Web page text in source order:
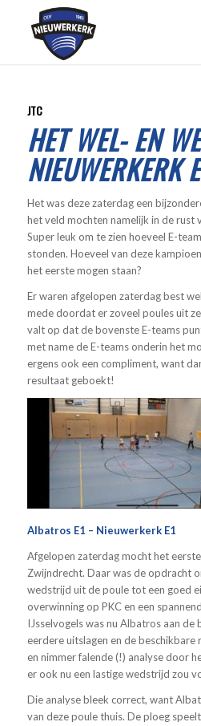
JTC
HET WEL- EN
NIEUWERKERK
Het was deze zaterdag een
het veld mochten namelijk in de rust
Super leuk om te zien hoeveel E-
stonden. Hoeveel van deze
het eerste mogen staan?
Er waren afgelopen zaterdag best
mede doordat er zoveel poules uit
valt op dat de bovenste E-teams
met name de E-teams onderin het
ergens ook een compliment, want
resultaat geboekt!
Albatros E1 – Nieuwerkerk E1
Afgelopen zaterdag mocht het
Zwijndrecht. Daar was de opdracht
wedstrijd uit de poule tot een goed
overwinning op PKC en een
IJsselvogels was nu Albatros aan de
eerdere uitslagen en de
en nimmer falende (!) analyse door
er ook nu een lastige wedstrijd zou
Die analyse bleek correct, want
van deze poule thuis. De ploeg